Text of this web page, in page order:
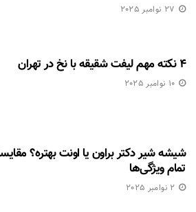
27 نوامبر 2025
۴ نکته مهم لیفت شقیقه با نخ در تهران
10 نوامبر 2025
شیشه شیر دکتر براون یا اونت بهتره؟
تمام ویژگی‌ها
2 نوامبر 2025